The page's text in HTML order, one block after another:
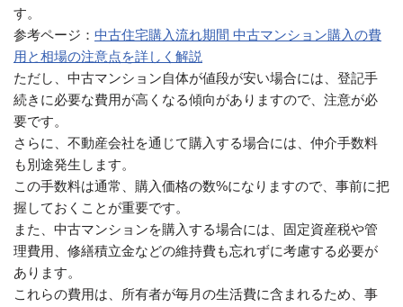
す。
参考ページ： 中古住宅購入流れ期間 中古マンション購入の費
用と相場の注意点を詳しく解説
ただし、中古マンション自体が値段が安い場合には、登記手
続きに必要な費用が高くなる傾向がありますので、注意が必
要です。
さらに、不動産会社を通じて購入する場合には、仲介手数料
も別途発生します。
この手数料は通常、購入価格の数%になりますので、事前に把
握しておくことが重要です。
また、中古マンションを購入する場合には、固定資産税や管
理費用、修繕積立金などの維持費も忘れずに考慮する必要が
あります。
これらの費用は、所有者が毎月の生活費に含まれるため、事